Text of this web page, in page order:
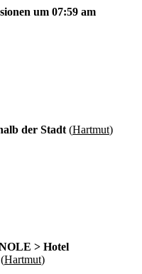
um 07:59 am
der Stadt (Hartmut)
> Hotel
(Hartmut)